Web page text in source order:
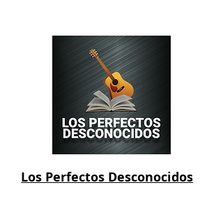
Los Perfectos Desconocidos